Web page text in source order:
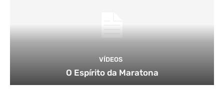
VÍDEOS
O Espírito da Maratona